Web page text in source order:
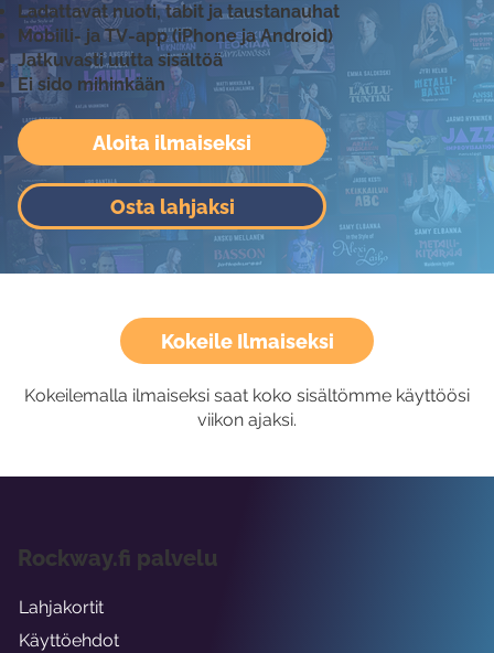
Aloita ilmaiseksi
Osta lahjaksi
Ladattavat nuoti, tabit ja taustanauhat
Mobiili- ja TV-app (iPhone ja Android)
Jatkuvasti uutta sisältöä
Ei sido mihinkään
Kokeile Ilmaiseksi
Kokeilemalla ilmaiseksi saat koko sisältömme käyttöösi
viikon ajaksi.
Rockway.fi palvelu
Lahjakortit
Käyttöehdot